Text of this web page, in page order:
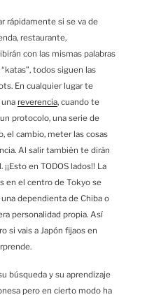
rápidamente si se va de
restaurante,
con las mismas palabras
todos siguen las
En cualquier lugar te
una reverencia, cuando te
protocolo, una serie de
el cambio, meter las cosas
Al salir también te dirán
en TODOS lados!! La
en el centro de Tokyo se
dependienta de Chiba o
personalidad propia. Así
si vais a Japón fijaos en
búsqueda y su aprendizaje
pero en cierto modo ha